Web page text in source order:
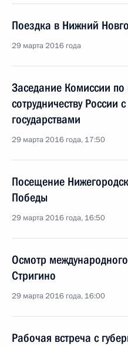
Поездка в Нижний
29 марта 2016 года
Заседание Комиссии по
сотрудничеству России
государствами
29 марта 2016 года, 17:50
Посещение
Победы
29 марта 2016 года, 16:50
Осмотр
Стригино
29 марта 2016 года, 16:00
Рабочая встреча с